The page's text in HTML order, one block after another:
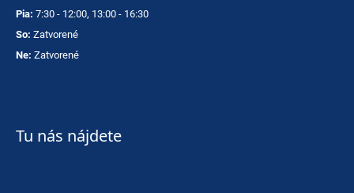
Pia: 7:30 - 12:00, 13:00 - 16:30
So: Zatvorené
Ne: Zatvorené
Tu nás nájdete